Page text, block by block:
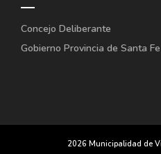
Concejo Deliberante
Gobierno Provincia de Santa Fe
2026 Municipalidad de